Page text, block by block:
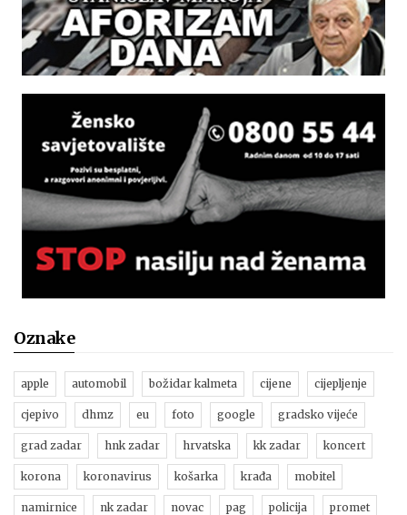
Oznake
apple automobil božidar kalmeta cijene cijepljenje
cjepivo dhmz eu foto google gradsko vijeće
grad zadar hnk zadar hrvatska kk zadar koncert
korona koronavirus košarka krađa mobitel
namirnice nk zadar novac pag policija promet